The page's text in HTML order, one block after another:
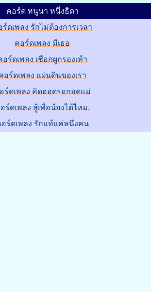
คอร์ด หนูนา หนึ่งธิดา
ร์ดเพลง รักไม่ต้องการเวลา
คอร์ดเพลง มีเธอ
อร์ดเพลง เชือกผูกรองเท้า
อร์ดเพลง แผ่นดินของเรา
ร์ดเพลง คิดฮอดรอกอดแม่
ร์ดเพลง สู้เพื่อน้องได้ไหม.
อร์ดเพลง รักแท้แค่หนึ่งคน